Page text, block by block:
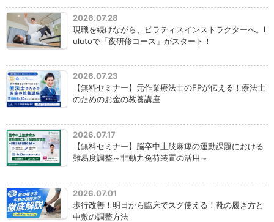
2026.07.28
現職を続けながら、ピラティスインストラクターへ。l
ulutoで「夜研修コース」がスタート！
2026.07.23
【無料セミナー】元作業療法士のFPが伝える！療法士
のためのお金の教養講座
2026.07.17
【無料セミナー】脳卒中上肢麻痺の運動課題における
難易度調整～非動力免荷装置の活用～
2026.07.01
歩行改善！明日から臨床でスグ使える！靴の履き方と
中敷の調整方法